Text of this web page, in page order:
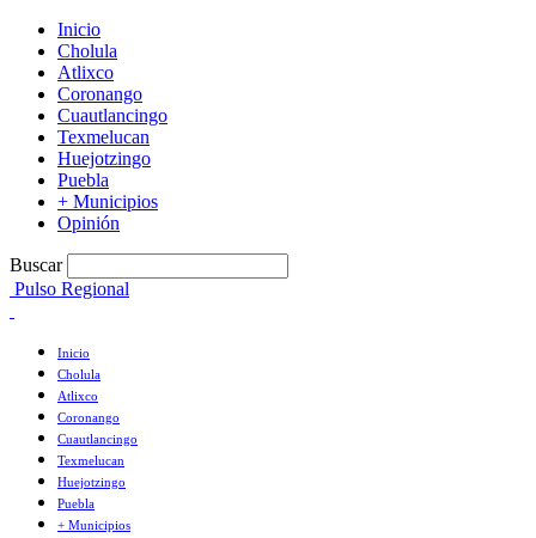
Inicio
Cholula
Atlixco
Coronango
Cuautlancingo
Texmelucan
Huejotzingo
Puebla
+ Municipios
Opinión
Buscar
Pulso Regional
Inicio
Cholula
Atlixco
Coronango
Cuautlancingo
Texmelucan
Huejotzingo
Puebla
+ Municipios